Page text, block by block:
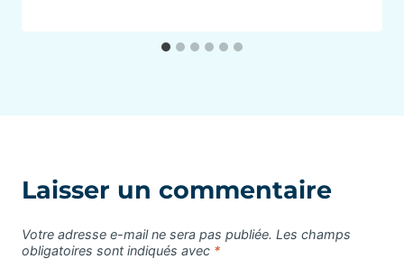
Laisser un commentaire
Votre adresse e-mail ne sera pas publiée. Les champs
obligatoires sont indiqués avec *